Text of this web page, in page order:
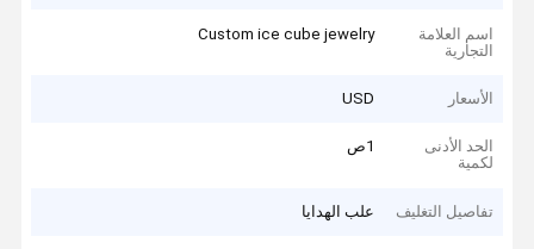
اسم العلامة
التجارية
Custom ice cube jewelry
الأسعار USD
الحد الأدنى
لكمية
1ص
تفاصيل التغليف علب الهدايا